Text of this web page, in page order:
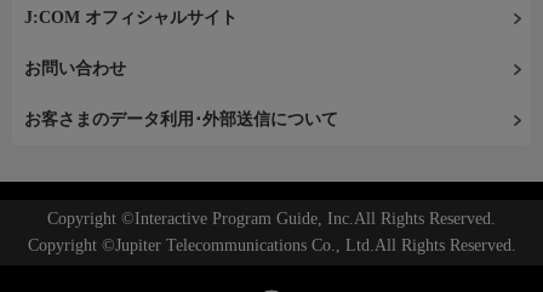
J:COM オフィシャルサイト
お問い合わせ
お客さまのデータ利用･外部送信について
Copyright ©Interactive Program Guide, Inc.All Rights Reserved.
Copyright ©Jupiter Telecommunications Co., Ltd.All Rights Reserved.